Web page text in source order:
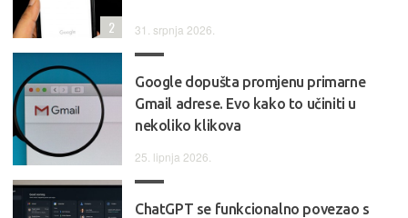
31. srpnja 2026.
2
Google dopušta promjenu primarne
Gmail adrese. Evo kako to učiniti u
nekoliko klikova
25. lipnja 2026.
ChatGPT se funkcionalno povezao s